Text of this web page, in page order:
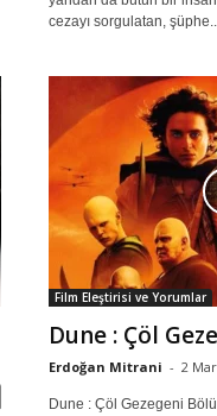
cezayı sorgulatan,
Film Eleştirisi ve Yorumlar
Dune : Çöl
Erdoğan Mitrani - 2
Dune : Çöl Gezegeni